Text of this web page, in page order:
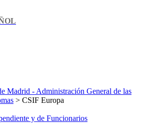
Madrid - Administración General de las
> CSIF Europa
y de Funcionarios